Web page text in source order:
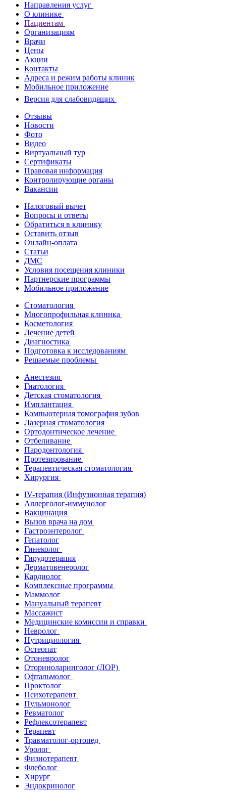
Направления услуг
О клинике
Пациентам
Организациям
Врачи
Цены
Акции
Контакты
Адреса и режим работы клиник
Мобильное приложение
Версия для слабовидящих
Отзывы
Новости
Фото
Видео
Виртуальный тур
Сертификаты
Правовая информация
Контролирующие органы
Вакансии
Налоговый вычет
Вопросы и ответы
Обратиться в клинику
Оставить отзыв
Онлайн-оплата
Статьи
ДМС
Условия посещения клиники
Партнерские программы
Мобильное приложение
Стоматология
Многопрофильная клиника
Косметология
Лечение детей
Диагностика
Подготовка к исследованиям
Решаемые проблемы
Анестезия
Гнатология
Детская стоматология
Имплантация
Компьютерная томография зубов
Лазерная стоматология
Ортодонтическое лечение
Отбеливание
Пародонтология
Протезирование
Терапевтическая стоматология
Хирургия
IV-терапия (Инфузионная терапия)
Аллерголог-иммунолог
Вакцинация
Вызов врача на дом
Гастроэнтеролог
Гепатолог
Гинеколог
Гирудотерапия
Дерматовенеролог
Кардиолог
Комплексные программы
Маммолог
Мануальный терапевт
Массажист
Медицинские комиссии и справки
Невролог
Нутрициология
Остеопат
Отоневролог
Оториноларинголог (ЛОР)
Офтальмолог
Проктолог
Психотерапевт
Пульмонолог
Ревматолог
Рефлексотерапевт
Терапевт
Травматолог-ортопед
Уролог
Физиотерапевт
Флеболог
Хирург
Эндокринолог